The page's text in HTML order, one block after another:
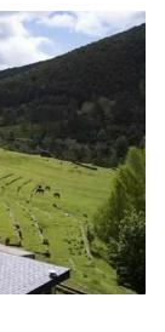
autor